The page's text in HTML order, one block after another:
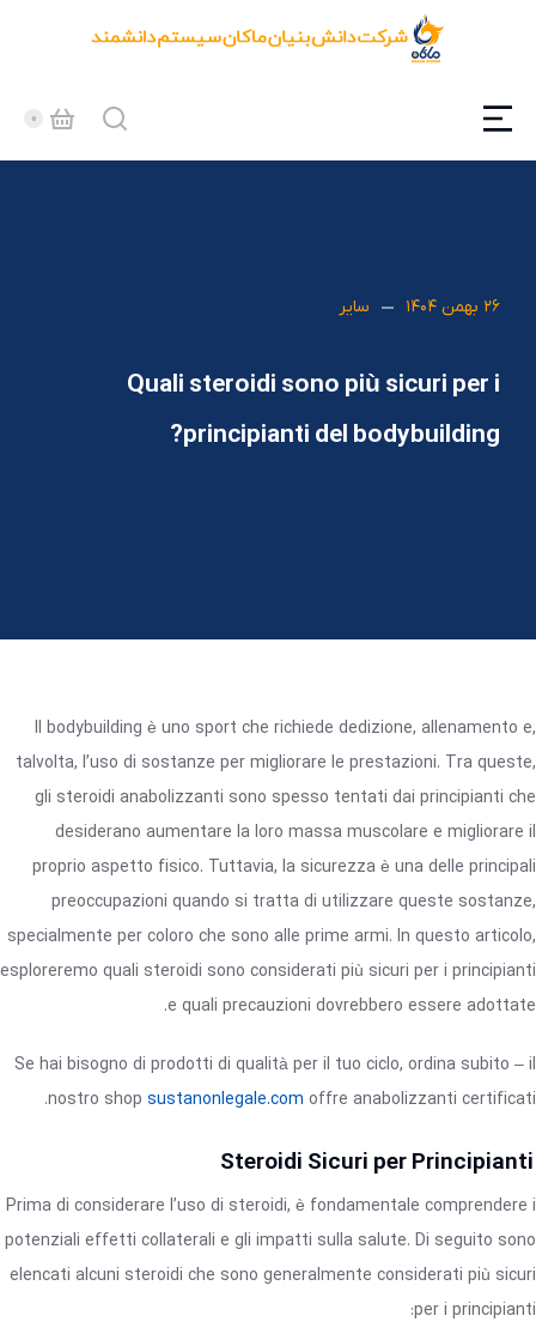
۲۶ بهمن ۱۴۰۴ سایر
Quali steroidi sono più sicuri per i
principianti del bodybuilding?
Il bodybuilding è uno sport che richiede dedizione, allenamento e,
talvolta, l’uso di sostanze per migliorare le prestazioni. Tra queste,
gli steroidi anabolizzanti sono spesso tentati dai principianti che
desiderano aumentare la loro massa muscolare e migliorare il
proprio aspetto fisico. Tuttavia, la sicurezza è una delle principali
preoccupazioni quando si tratta di utilizzare queste sostanze,
specialmente per coloro che sono alle prime armi. In questo articolo,
esploreremo quali steroidi sono considerati più sicuri per i principianti
e quali precauzioni dovrebbero essere adottate.
Se hai bisogno di prodotti di qualità per il tuo ciclo, ordina subito – il
nostro shop sustanonlegale.com offre anabolizzanti certificati.
Steroidi Sicuri per Principianti
Prima di considerare l’uso di steroidi, è fondamentale comprendere i
potenziali effetti collaterali e gli impatti sulla salute. Di seguito sono
elencati alcuni steroidi che sono generalmente considerati più sicuri
per i principianti: